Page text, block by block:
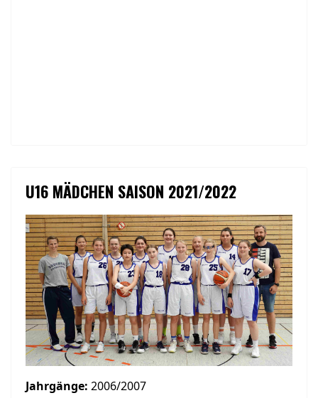
U16 MÄDCHEN SAISON 2021/2022
Jahrgänge: 2006/2007